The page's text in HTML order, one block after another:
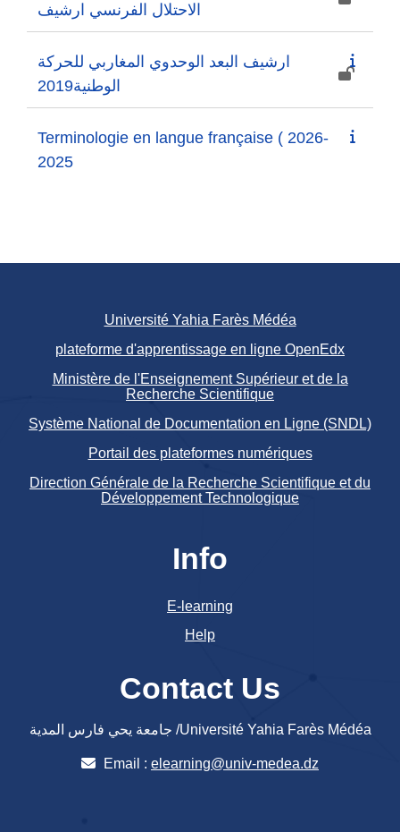
الاحتلال الفرنسي ارشيف
ارشيف البعد الوحدوي المغاربي للحركة
الوطنية2019
Terminologie en langue française ( 2026-
2025
Université Yahia Farès Médéa
plateforme d'apprentissage en ligne OpenEdx
Ministère de l'Enseignement Supérieur et de la
Recherche Scientifique
Système National de Documentation en Ligne (SNDL)
Portail des plateformes numériques
Direction Générale de la Recherche Scientifique et du
Développement Technologique
Info
E-learning
Help
Contact Us
جامعة يحي فارس المدية /Université Yahia Farès Médéa
Email : elearning@univ-medea.dz